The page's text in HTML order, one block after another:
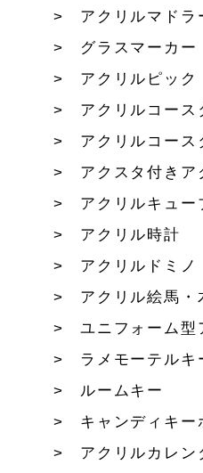
アクリルマドラ
グラスマーカー
アクリルピック
アクリルコース
アクリルコース
アクスタ付きア
アクリルキュー
アクリル時計
アクリルドミノ
アクリル絵馬・
ユニフォーム型
ラメモーテルキ
ルームキー
キャンディキー
アクリルカレン